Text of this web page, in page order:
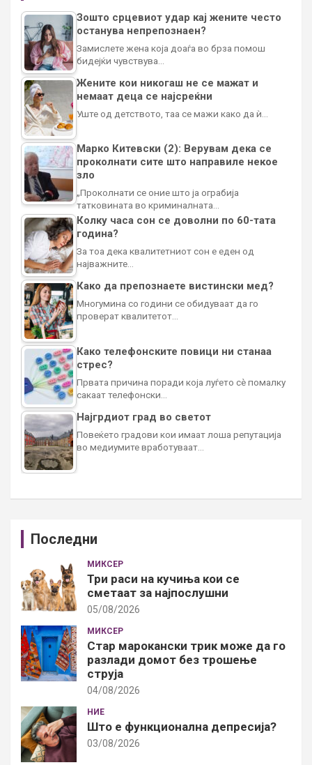
Зошто срцевиот удар кај жените често
останува непрепознаен?
Замислете жена која доаѓа во брза помош
бидејќи чувствува…
Жените кои никогаш не се мажат и
немаат деца се најсреќни
Уште од детството, таа се мажи како да ѝ…
Марко Китевски (2): Верувам дека се
проколнати сите што направиле некое
зло
„Проколнати се оние што ја ограбија
татковината во криминалната…
Колку часа сон се доволни по 60-тата
година?
За тоа дека квалитетниот сон е еден од
најважните…
Како да препознаете вистински мед?
Многумина со години се обидуваат да го
проверат квалитетот…
Како телефонските повици ни станаа
стрес?
Првата причина поради која луѓето сè помалку
сакаат телефонски…
Најгрдиот град во светот
Повеќето градови кои имаат лоша репутација
во медиумите вработуваат…
Последни
МИКСЕР
Три раси на кучиња кои се
сметаат за најпослушни
05/08/2026
МИКСЕР
Стар марокански трик може да го
разлади домот без трошење
струја
04/08/2026
НИЕ
Што е функционална депресија?
03/08/2026